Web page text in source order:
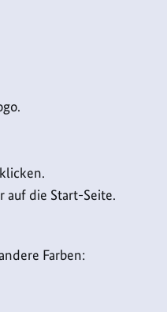
auf die Start-Seite.
Farben: